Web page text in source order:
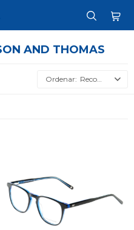
AND THOMAS
Recomendados